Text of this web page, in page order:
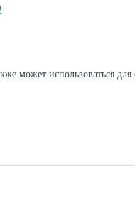
может использоваться